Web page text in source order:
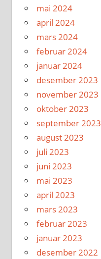
mai 2024
april 2024
mars 2024
februar 2024
januar 2024
desember 2023
november 2023
oktober 2023
september 2023
august 2023
juli 2023
juni 2023
mai 2023
april 2023
mars 2023
februar 2023
januar 2023
desember 2022